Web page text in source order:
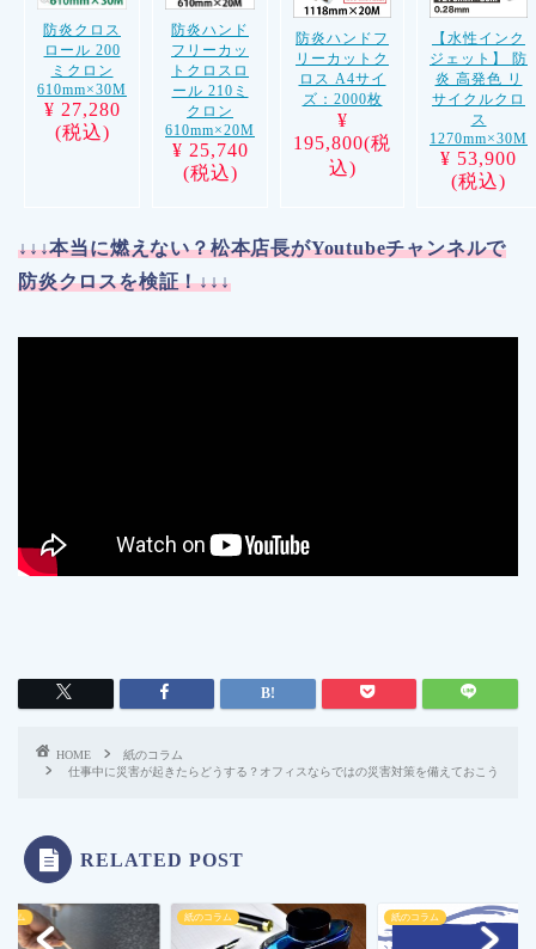
防炎クロス
ロール 200
ミクロン
610mm×30M
¥ 27,280
(税込)
防炎ハンド
フリーカッ
トクロスロ
ール 210ミ
クロン
610mm×20M
¥ 25,740
(税込)
防炎ハンドフ
リーカットク
ロス A4サイ
ズ：2000枚
¥
195,800(税
込)
【水性インク
ジェット】 防
炎 高発色 リ
サイクルクロ
ス
1270mm×30M
¥ 53,900
(税込)
↓↓↓本当に燃えない？松本店長がYoutubeチャンネルで
防炎クロスを検証！↓↓↓
HOME
紙のコラム
仕事中に災害が起きたらどうする？オフィスならではの災害対策を備えておこう
RELATED POST
紙のコラム 紙のコラム 紙のコ